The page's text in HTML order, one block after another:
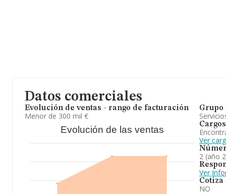
Datos comerciales
Evolución de ventas - rango de facturación
Menor de 300 mil €
Evolución de las ventas
Grupo
Cargos
Ver
2 (año
Ver
Cotiza
NO